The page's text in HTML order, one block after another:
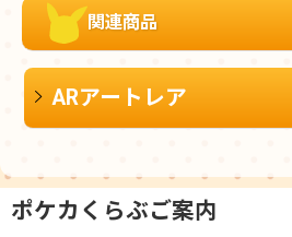
関連商品
ARアートレア
ポケカくらぶご案内